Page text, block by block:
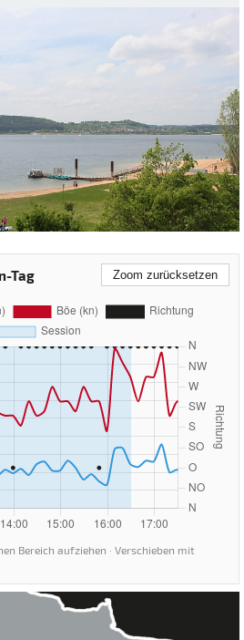
Tag Zoom zurücksetzen
Bereich aufziehen · Verschieben mit